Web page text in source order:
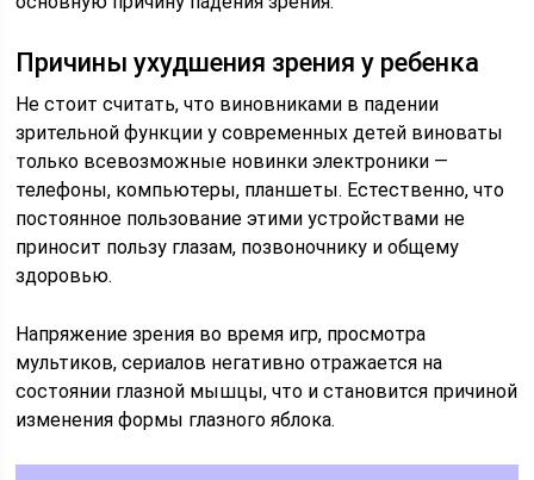
Причины ухудшения зрения у ребенка
Не стоит считать, что виновниками в падении
зрительной функции у современных детей виноваты
только всевозможные новинки электроники —
телефоны, компьютеры, планшеты. Естественно, что
постоянное пользование этими устройствами не
приносит пользу глазам, позвоночнику и общему
здоровью.
Напряжение зрения во время игр, просмотра
мультиков, сериалов негативно отражается на
состоянии глазной мышцы, что и становится причиной
изменения формы глазного яблока.